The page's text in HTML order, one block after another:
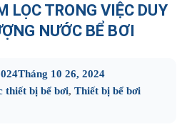
LỌC TRONG VIỆC DUY
NƯỚC BỂ BƠI
Tháng 10 26, 2024
thiết bị bể bơi, Thiết bị bể bơi